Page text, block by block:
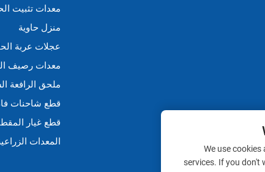
معدات تثبيت
منزل حاوية
عجلات عربة
معدات رصيف
ملحق الرافعة
قطع شاحنات
قطع غيار
المعدات
We use
services. If you don't